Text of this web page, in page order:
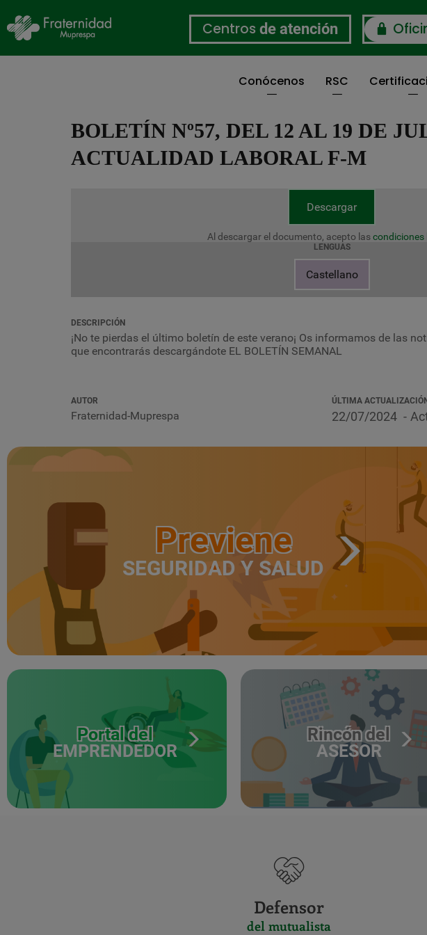
Centros de atención
Conócenos RSC
BOLETÍN Nº57, DEL 12 AL 19 DE
ACTUALIDAD LABORAL F-M
Descargar
Al descargar el documento, acepto lascondiciones
LENGUAS
Castellano
DESCRIPCIÓN
¡No te pierdas el último boletín de este verano¡ Os informamos de las
que encontrarás descargándote EL BOLETÍN SEMANAL
AUTOR
Fraternidad-Muprespa
ÚLTIMA ACTUALIZACIÓN
22/07/2024
Previene
SEGURIDAD Y SALUD
Portal del
EMPRENDEDOR
Rincón del
ASESOR
Defensor
del mutualista